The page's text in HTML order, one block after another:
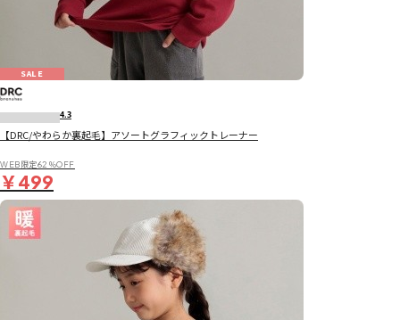
SALE
4.3
【DRC/やわらか裏起毛】アソートグラフィックトレーナー
WEB限定62％OFF
￥499